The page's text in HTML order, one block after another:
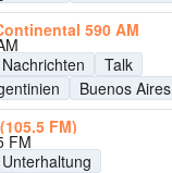
590 AM
Nachrichten
Talk
Buenos Aires
FM)
FM
Unterhaltung